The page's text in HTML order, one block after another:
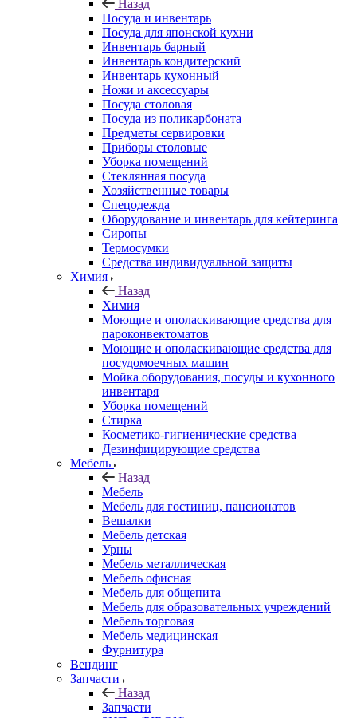
Назад
Посуда и инвентарь
Посуда для японской кухни
Инвентарь барный
Инвентарь кондитерский
Инвентарь кухонный
Ножи и аксессуары
Посуда столовая
Посуда из поликарбоната
Предметы сервировки
Приборы столовые
Уборка помещений
Стеклянная посуда
Хозяйственные товары
Спецодежда
Оборудование и инвентарь для кейтеринга
Сиропы
Термосумки
Средства индивидуальной защиты
Химия
Назад
Химия
Моющие и ополаскивающие средства для
пароконвектоматов
Моющие и ополаскивающие средства для
посудомоечных машин
Мойка оборудования, посуды и кухонного
инвентаря
Уборка помещений
Стирка
Косметико-гигиенические средства
Дезинфицирующие средства
Мебель
Назад
Мебель
Мебель для гостиниц, пансионатов
Вешалки
Мебель детская
Урны
Мебель металлическая
Мебель офисная
Мебель для общепита
Мебель для образовательных учреждений
Мебель торговая
Мебель медицинская
Фурнитура
Вендинг
Запчасти
Назад
Запчасти